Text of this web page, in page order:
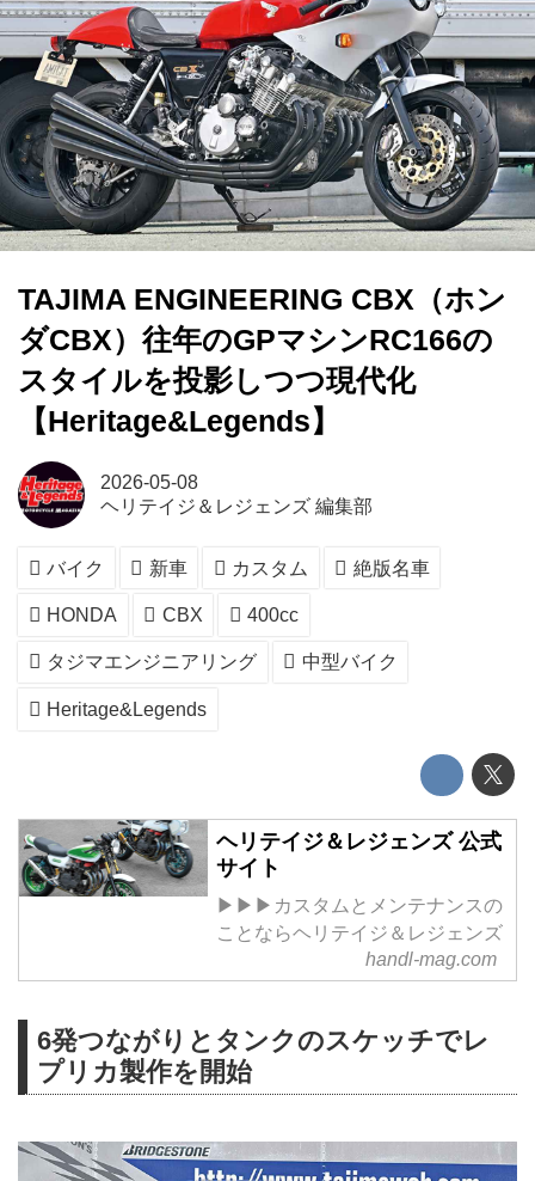
TAJIMA ENGINEERING CBX（ホン
ダCBX）往年のGPマシンRC166の
スタイルを投影しつつ現代化
【Heritage&Legends】
2026-05-08
ヘリテイジ＆レジェンズ 編集部
バイク 新車 カスタム 絶版名車
HONDA CBX 400cc
タジマエンジニアリング 中型バイク
Heritage&Legends
ヘリテイジ＆レジェンズ 公式
サイト
▶▶▶カスタムとメンテナンスの
ことならヘリテイジ＆レジェンズ
handl-mag.com
6発つながりとタンクのスケッチでレ
プリカ製作を開始